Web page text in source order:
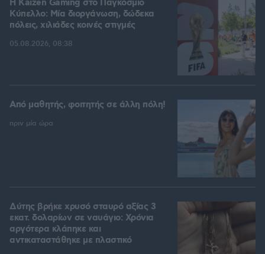
H Kaizen Gaming στο Παγκόσμιο
Kύπελλο: Μία διοργάνωση, δώδεκα
πόλεις, χιλιάδες κοινές στιγμές
05.08.2026, 08:38
Από μαθητής, φοιτητής σε άλλη πόλη!
πριν μία ώρα
Δύτης βρήκε χρυσό σταυρό αξίας 3
εκατ. δολαρίων σε ναυάγιο: Χρόνια
αργότερα κλάπηκε και
αντικαταστάθηκε με πλαστικό